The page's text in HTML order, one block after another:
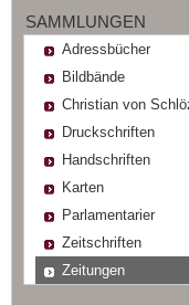
SAMMLUNGEN
Adressbücher
Bildbände
Christian von
Druckschriften
Handschriften
Karten
Parlamentarier
Zeitschriften
Zeitungen